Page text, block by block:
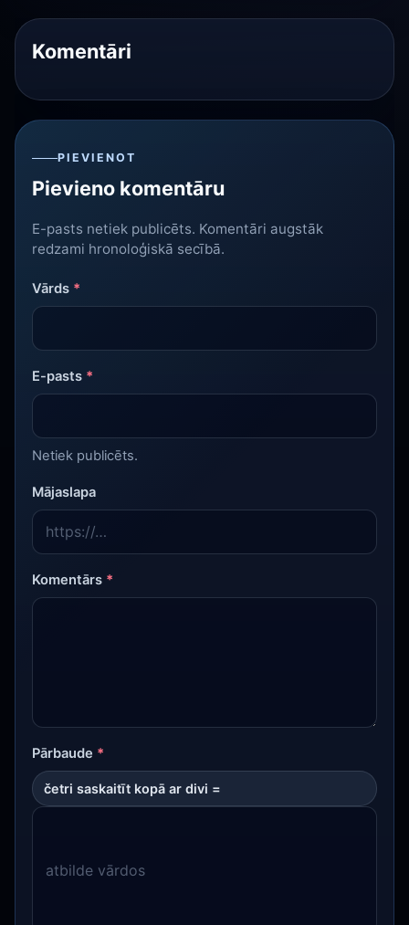
Komentāri
PIEVIENOT
Pievieno komentāru
E-pasts netiek publicēts. Komentāri augstāk
redzami hronoloģiskā secībā.
Vārds *
E-pasts *
Netiek publicēts.
Mājaslapa
Komentārs *
Pārbaude *
četri saskaitīt kopā ar divi =